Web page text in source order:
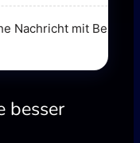
Nachricht mit Bezug
besser